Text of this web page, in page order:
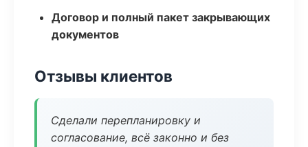
Договор и полный пакет закрывающих
документов
Отзывы клиентов
Сделали перепланировку и
согласование, всё законно и без